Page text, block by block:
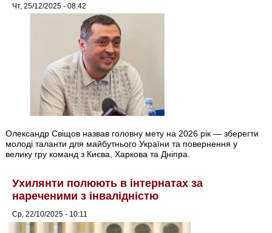
Чт, 25/12/2025 - 08:42
Олександр Свіщов назвав головну мету на 2026 рік — зберегти
молоді таланти для майбутнього України та повернення у
велику гру команд з Києва, Харкова та Дніпра.
Ухилянти полюють в інтернатах за
нареченими з інвалідністю
Ср, 22/10/2025 - 10:11